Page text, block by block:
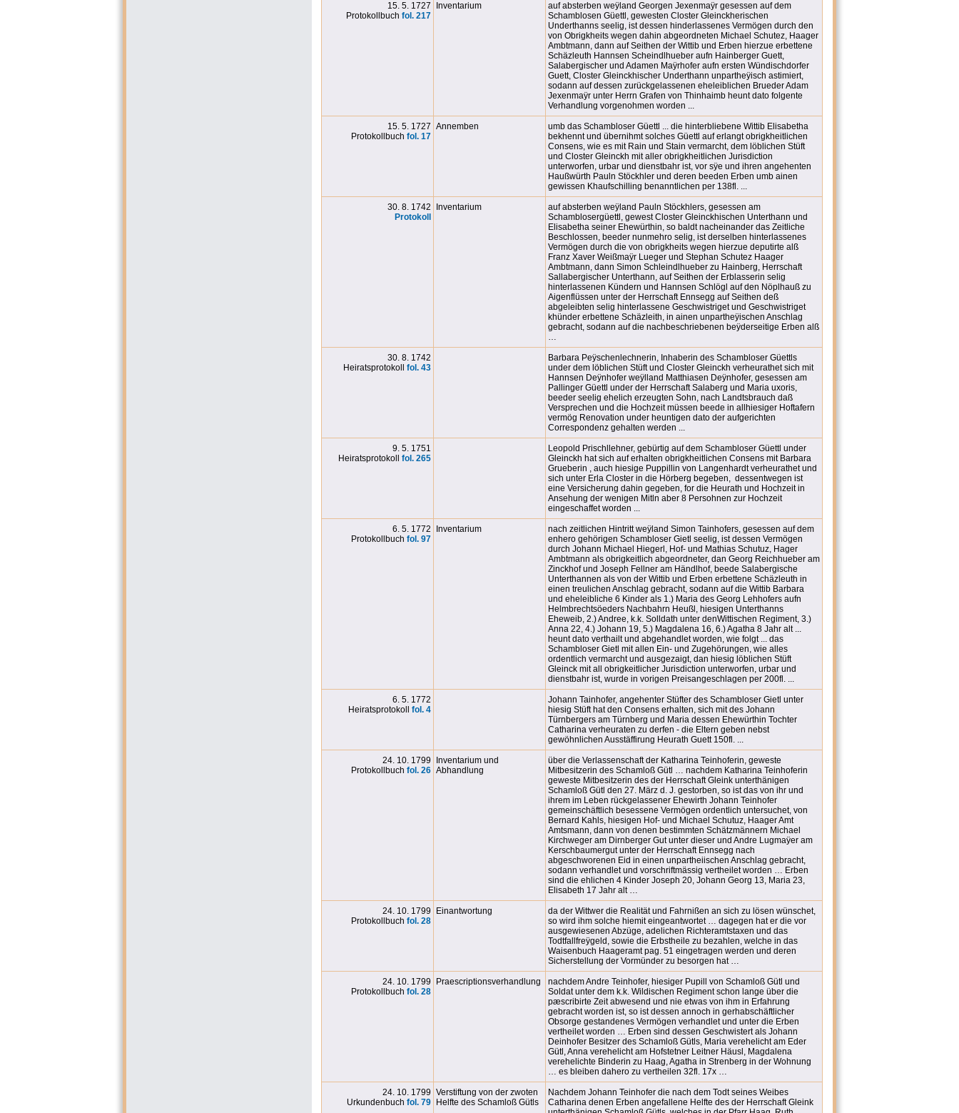
15. 5. 1727
Protokollbuch fol. 217
Inventarium
auf absterben weÿland Georgen Jexenmaÿr gesessen auf dem
Schamblosen Güettl, gewesten Closter Gleinckherischen
Underthanns seelig, ist dessen hinderlassenes Vermögen durch den
von Obrigkheits wegen dahin abgeordneten Michael Schutez, Haager
Ambtmann, dann auf Seithen der Wittib und Erben hierzue erbettene
Schäzleuth Hannsen Scheindlhueber aufn Hainberger Guett,
Salabergischer und Adamen Maÿrhofer aufn ersten Wündischdorfer
Guett, Closter Gleinckhischer Underthann unpartheÿisch astimiert,
sodann auf dessen zurückgelassenen eheleiblichen Brueder Adam
Jexenmaÿr unter Herrn Grafen von Thinhaimb heunt dato folgente
Verhandlung vorgenohmen worden ...
15. 5. 1727
Protokollbuch fol. 17
Annemben
umb das Schambloser Güettl ... die hinterbliebene Wittib Elisabetha
bekhennt und übernihmt solches Güettl auf erlangt obrigkheitlichen
Consens, wie es mit Rain und Stain vermarcht, dem löblichen Stüft
und Closter Gleinckh mit aller obrigkheitlichen Jurisdiction
unterworfen, urbar und dienstbahr ist, vor sÿe und ihren angehenten
Haußwürth Pauln Stöckhler und deren beeden Erben umb ainen
gewissen Khaufschilling benanntlichen per 138fl. ...
30. 8. 1742
Protokoll
Inventarium
auf absterben weÿland Pauln Stöckhlers, gesessen am
Schamblosergüettl, gewest Closter Gleinckhischen Unterthann und
Elisabetha seiner Ehewürthin, so baldt nacheinander das Zeitliche
Beschlossen, beeder nunmehro selig, ist derselben hinterlassenes
Vermögen durch die von obrigkheits wegen hierzue deputirte alß
Franz Xaver Weißmaÿr Lueger und Stephan Schutez Haager
Ambtmann, dann Simon Schleindlhueber zu Hainberg, Herrschaft
Sallabergischer Unterthann, auf Seithen der Erblasserin selig
hinterlassenen Kündern und Hannsen Schlögl auf den Nöplhauß zu
Aigenflüssen unter der Herrschaft Ennsegg auf Seithen deß
abgeleibten selig hinterlassene Geschwistriget und Geschwistriget
khünder erbettene Schäzleith, in ainen unpartheÿischen Anschlag
gebracht, sodann auf die nachbeschriebenen beÿderseitige Erben alß
…
30. 8. 1742
Heiratsprotokoll fol. 43
Barbara Peÿschenlechnerin, Inhaberin des Schambloser Güettls
under dem löblichen Stüft und Closter Gleinckh verheurathet sich mit
Hannsen Deÿnhofer weÿlland Matthiasen Deÿnhofer, gesessen am
Pallinger Güettl under der Herrschaft Salaberg und Maria uxoris,
beeder seelig ehelich erzeugten Sohn, nach Landtsbrauch daß
Versprechen und die Hochzeit müssen beede in allhiesiger Hoftafern
vermög Renovation under heuntigen dato der aufgerichten
Correspondenz gehalten werden ...
9. 5. 1751
Heiratsprotokoll fol. 265
Leopold Prischllehner, gebürtig auf dem Schambloser Güettl under
Gleinckh hat sich auf erhalten obrigkheitlichen Consens mit Barbara
Grueberin , auch hiesige Puppillin von Langenhardt verheurathet und
sich unter Erla Closter in die Hörberg begeben, dessentwegen ist
eine Versicherung dahin gegeben, for die Heurath und Hochzeit in
Ansehung der wenigen Mitln aber 8 Persohnen zur Hochzeit
eingeschaffet worden ...
6. 5. 1772
Protokollbuch fol. 97
Inventarium
nach zeitlichen Hintritt weÿland Simon Tainhofers, gesessen auf dem
enhero gehörigen Schambloser Gietl seelig, ist dessen Vermögen
durch Johann Michael Hiegerl, Hof- und Mathias Schutuz, Hager
Ambtmann als obrigkeitlich abgeordneter, dan Georg Reichhueber am
Zinckhof und Joseph Fellner am Händlhof, beede Salabergische
Unterthannen als von der Wittib und Erben erbettene Schäzleuth in
einen treulichen Anschlag gebracht, sodann auf die Wittib Barbara
und eheleibliche 6 Kinder als 1.) Maria des Georg Lehhofers aufn
Helmbrechtsöeders Nachbahrn Heußl, hiesigen Unterthanns
Eheweib, 2.) Andree, k.k. Solldath unter denWittischen Regiment, 3.)
Anna 22, 4.) Johann 19, 5.) Magdalena 16, 6.) Agatha 8 Jahr alt ...
heunt dato verthailt und abgehandlet worden, wie folgt ... das
Schambloser Gietl mit allen Ein- und Zugehörungen, wie alles
ordentlich vermarcht und ausgezaigt, dan hiesig löblichen Stüft
Gleinck mit all obrigkeitlicher Jurisdiction unterworfen, urbar und
dienstbahr ist, wurde in vorigen Preisangeschlagen per 200fl. ...
6. 5. 1772
Heiratsprotokoll fol. 4
Johann Tainhofer, angehenter Stüfter des Schambloser Gietl unter
hiesig Stüft hat den Consens erhalten, sich mit des Johann
Türnbergers am Türnberg und Maria dessen Ehewürthin Tochter
Catharina verheuraten zu derfen - die Eltern geben nebst
gewöhnlichen Ausstäffirung Heurath Guett 150fl. ...
24. 10. 1799
Protokollbuch fol. 26
Inventarium und
Abhandlung
über die Verlassenschaft der Katharina Teinhoferin, geweste
Mitbesitzerin des Schamloß Gütl … nachdem Katharina Teinhoferin
geweste Mitbesitzerin des der Herrschaft Gleink unterthänigen
Schamloß Gütl den 27. März d. J. gestorben, so ist das von ihr und
ihrem im Leben rückgelassener Ehewirth Johann Teinhofer
gemeinschäftlich besessene Vermögen ordentlich untersuchet, von
Bernard Kahls, hiesigen Hof- und Michael Schutuz, Haager Amt
Amtsmann, dann von denen bestimmten Schätzmännern Michael
Kirchweger am Dirnberger Gut unter dieser und Andre Lugmaÿer am
Kerschbaumergut unter der Herrschaft Ennsegg nach
abgeschworenen Eid in einen unpartheiischen Anschlag gebracht,
sodann verhandlet und vorschriftmässig vertheilet worden … Erben
sind die ehlichen 4 Kinder Joseph 20, Johann Georg 13, Maria 23,
Elisabeth 17 Jahr alt …
24. 10. 1799
Protokollbuch fol. 28
Einantwortung
da der Wittwer die Realität und Fahrnißen an sich zu lösen wünschet,
so wird ihm solche hiemit eingeantwortet … dagegen hat er die vor
ausgewiesenen Abzüge, adelichen Richteramtstaxen und das
Todtfallfreÿgeld, sowie die Erbstheile zu bezahlen, welche in das
Waisenbuch Haageramt pag. 51 eingetragen werden und deren
Sicherstellung der Vormünder zu besorgen hat …
24. 10. 1799
Protokollbuch fol. 28
Praescriptionsverhandlung
nachdem Andre Teinhofer, hiesiger Pupill von Schamloß Gütl und
Soldat unter dem k.k. Wildischen Regiment schon lange über die
pæscribirte Zeit abwesend und nie etwas von ihm in Erfahrung
gebracht worden ist, so ist dessen annoch in gerhabschäftlicher
Obsorge gestandenes Vermögen verhandlet und unter die Erben
vertheilet worden … Erben sind dessen Geschwistert als Johann
Deinhofer Besitzer des Schamloß Gütls, Maria verehelicht am Eder
Gütl, Anna verehelicht am Hofstetner Leitner Häusl, Magdalena
verehelichte Binderin zu Haag, Agatha in Strenberg in der Wohnung
… es bleiben dahero zu vertheilen 32fl. 17x …
24. 10. 1799
Urkundenbuch fol. 79
Verstiftung von der zwoten
Helfte des Schamloß Gütls
Nachdem Johann Teinhofer die nach dem Todt seines Weibes
Catharina denen Erben angefallene Helfte des der Herrschaft Gleink